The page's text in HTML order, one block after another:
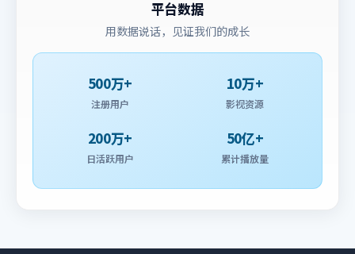
平台数据
用数据说话，见证我们的成长
500万+
注册用户
10万+
影视资源
200万+
日活跃用户
50亿+
累计播放量